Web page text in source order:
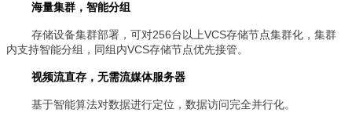
海量集群，智能分组
存储设备集群部署，可对256台以上VCS存储节点集群化，集群
内支持智能分组，同组内VCS存储节点优先接管。
视频流直存，无需流媒体服务器
基于智能算法对数据进行定位，数据访问完全并行化。